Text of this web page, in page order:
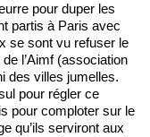
pour duper les
partis à Paris avec
se sont vu refuser le
l’Aimf (association
des villes jumelles.
pour régler ce
pour comploter sur le
qu’ils serviront aux